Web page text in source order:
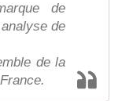
de
de
de la